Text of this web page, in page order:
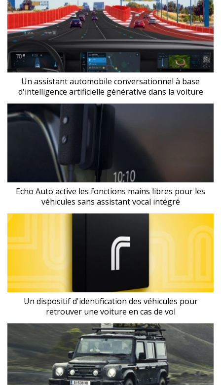
Un assistant automobile conversationnel à base
d'intelligence artificielle générative dans la voiture
Echo Auto active les fonctions mains libres pour les
véhicules sans assistant vocal intégré
Un dispositif d'identification des véhicules pour
retrouver une voiture en cas de vol